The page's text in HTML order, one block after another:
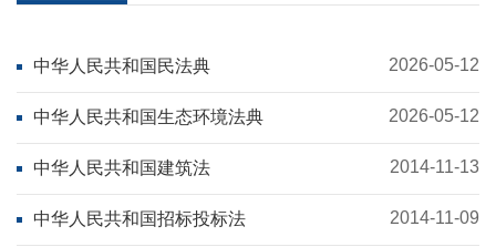
中华人民共和国民法典 2026-05-12
中华人民共和国生态环境法典 2026-05-12
中华人民共和国建筑法 2014-11-13
中华人民共和国招标投标法 2014-11-09